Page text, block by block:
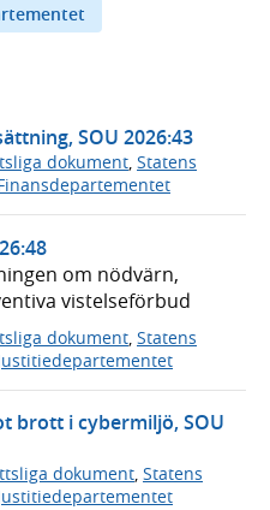
SOU 2026:43
dokument, Statens
om nödvärn,
vistelseförbud
dokument Statens
brott i cybermiljö, SOU
dokument, Statens